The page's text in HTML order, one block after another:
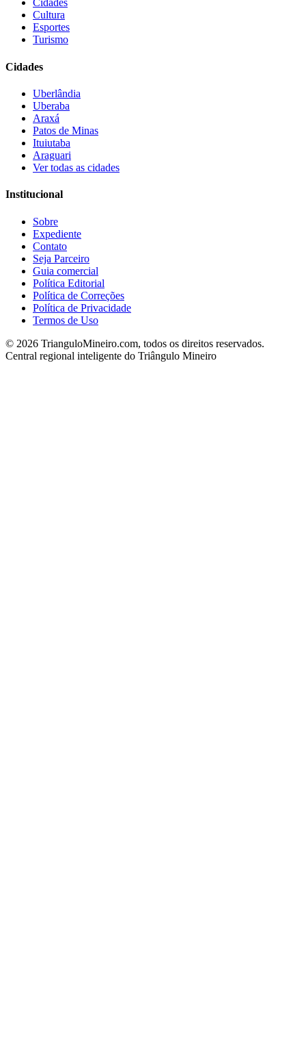
Cidades
Cultura
Esportes
Turismo
Cidades
Uberlândia
Uberaba
Araxá
Patos de Minas
Ituiutaba
Araguari
Ver todas as cidades
Institucional
Sobre
Expediente
Contato
Seja Parceiro
Guia comercial
Política Editorial
Política de Correções
Política de Privacidade
Termos de Uso
© 2026 TrianguloMineiro.com, todos os direitos reservados.
Central regional inteligente do Triângulo Mineiro